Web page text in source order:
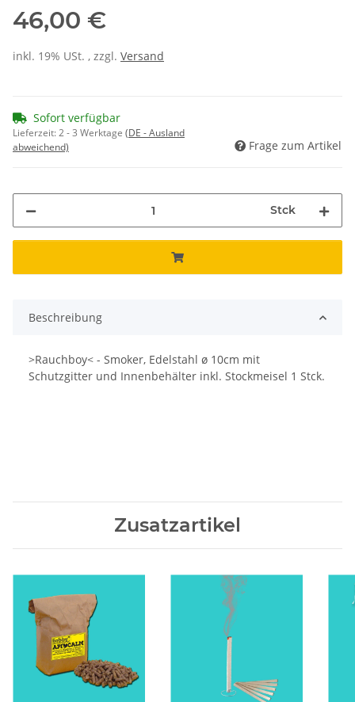
46,00 €
inkl. 19% USt. , zzgl. Versand
Sofort verfügbar
Lieferzeit:2 - 3 Werktage (DE - Ausland
abweichend)
Frage zum Artikel
Stck
Beschreibung
>Rauchboy< - Smoker, Edelstahl ø 10cm mit
Schutzgitter und Innenbehälter inkl. Stockmeisel 1 Stck.
Zusatzartikel